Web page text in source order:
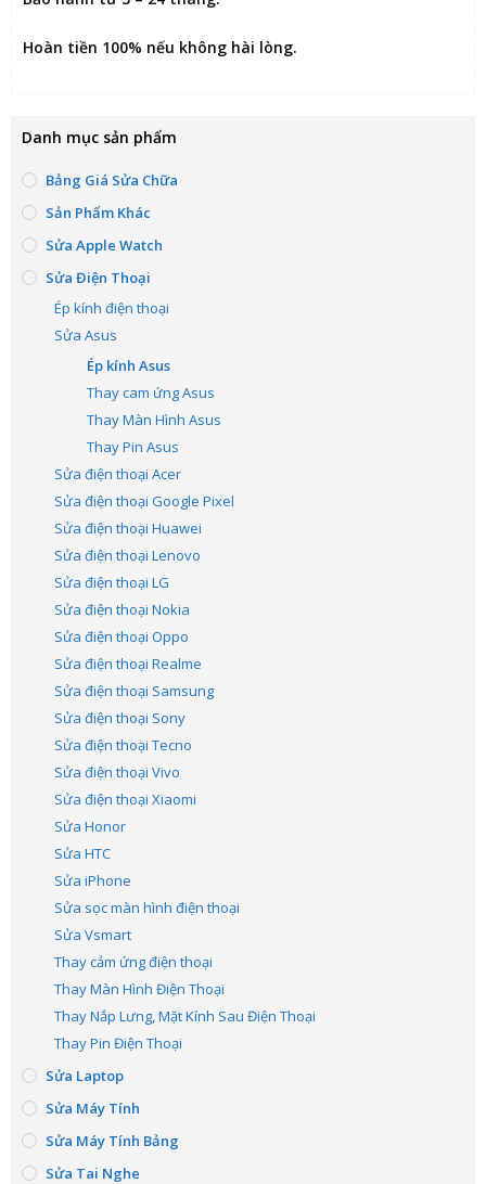
Hoàn tiền 100% nếu không hài lòng.
Danh mục sản phẩm
Bảng Giá Sửa Chữa
Sản Phẩm Khác
Sửa Apple Watch
Sửa Điện Thoại
Ép kính điện thoại
Sửa Asus
Ép kính Asus
Thay cam ứng Asus
Thay Màn Hình Asus
Thay Pin Asus
Sửa điện thoại Acer
Sửa điện thoại Google Pixel
Sửa điện thoại Huawei
Sửa điện thoại Lenovo
Sửa điện thoại LG
Sửa điện thoại Nokia
Sửa điện thoại Oppo
Sửa điện thoại Realme
Sửa điện thoại Samsung
Sửa điện thoại Sony
Sửa điện thoại Tecno
Sửa điện thoại Vivo
Sửa điện thoại Xiaomi
Sửa Honor
Sửa HTC
Sửa iPhone
Sửa sọc màn hình điện thoại
Sửa Vsmart
Thay cảm ứng điện thoại
Thay Màn Hình Điện Thoại
Thay Nắp Lưng, Mặt Kính Sau Điện Thoại
Thay Pin Điện Thoại
Sửa Laptop
Sửa Máy Tính
Sửa Máy Tính Bảng
Sửa Tai Nghe